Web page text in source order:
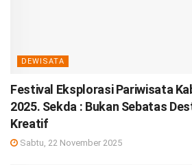
DEWISATA
Festival Eksplorasi Pariwisata
2025. Sekda : Bukan Sebatas
Kreatif
Sabtu, 22 November 2025